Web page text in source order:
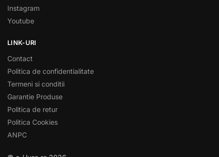
Instagram
Youtube
LINK-URI
Contact
Politica de confidentialitate
Termeni si conditii
Garantie Produse
Politica de retur
Politica Cookies
ANPC